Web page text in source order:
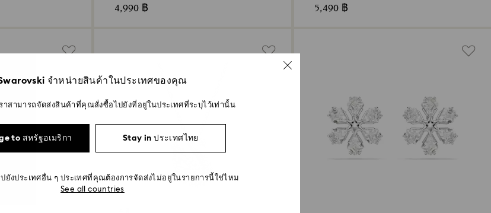
4,990 ฿ 5,490 ฿
จำหน่ายสินค้าในประเทศของคุณ
ราสามารถจัดส่งสินค้าที่คุณสั่งซื้อไปยังที่อยู่ในประเทศที่ระบุไว้เท่านั้น
to สหรัฐอเมริกา Stay in ประเทศไทย
ปยังประเทศอื่น ๆ ประเทศที่คุณต้องการจัดส่งไม่อยู่ในรายการนี้ใช่ไหม
See all countries